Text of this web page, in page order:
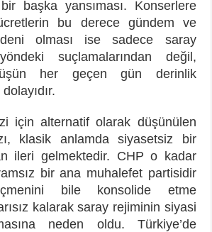
başka yansıması. Konserlere
bu derece gündem ve
olması ise sadece saray
suçlamalarından değil,
her geçen gün derinlik
için alternatif olarak düşünülen
klasik anlamda siyasetsiz bir
ileri gelmektedir. CHP o kadar
bir ana muhalefet partisidir
bile konsolide etme
kalarak saray rejiminin siyasi
neden oldu. Türkiye’de